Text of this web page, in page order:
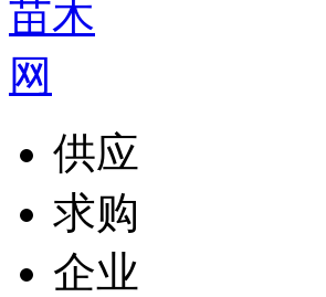
供应
求购
企业